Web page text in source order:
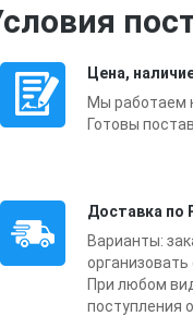
Цена,
Мы работаем
Готовы
Доставка по
Варианты:
организовать
При любом
поступления